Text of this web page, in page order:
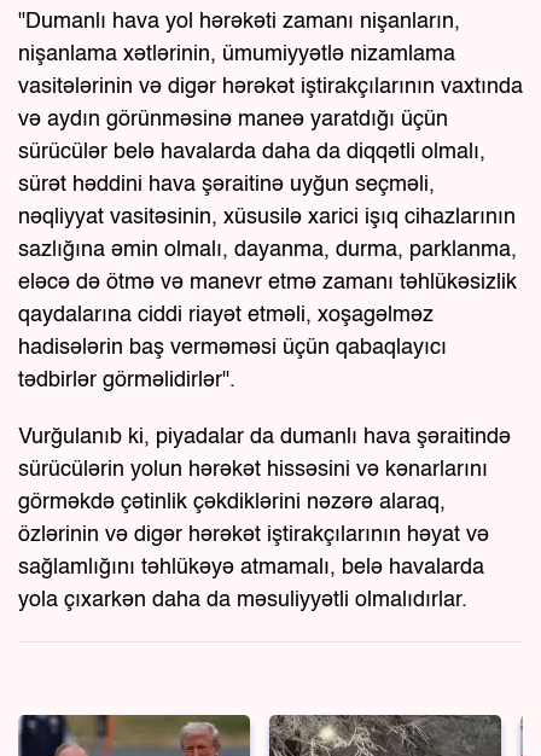
"Dumanlı hava yol hərəkəti zamanı nişanların,
nişanlama xətlərinin, ümumiyyətlə nizamlama
vasitələrinin və digər hərəkət iştirakçılarının vaxtında
və aydın görünməsinə maneə yaratdığı üçün
sürücülər belə havalarda daha da diqqətli olmalı,
sürət həddini hava şəraitinə uyğun seçməli,
nəqliyyat vasitəsinin, xüsusilə xarici işıq cihazlarının
sazlığına əmin olmalı, dayanma, durma, parklanma,
eləcə də ötmə və manevr etmə zamanı təhlükəsizlik
qaydalarına ciddi riayət etməli, xoşagəlməz
hadisələrin baş verməməsi üçün qabaqlayıcı
tədbirlər görməlidirlər".
Vurğulanıb ki, piyadalar da dumanlı hava şəraitində
sürücülərin yolun hərəkət hissəsini və kənarlarını
görməkdə çətinlik çəkdiklərini nəzərə alaraq,
özlərinin və digər hərəkət iştirakçılarının həyat və
sağlamlığını təhlükəyə atmamalı, belə havalarda
yola çıxarkən daha da məsuliyyətli olmalıdırlar.